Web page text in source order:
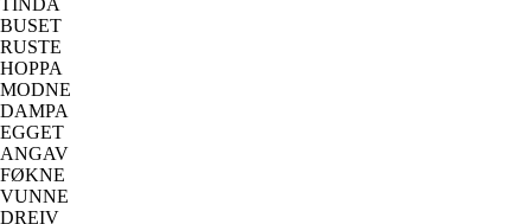
BUSET
RUSTE
HOPPA
MODNE
DAMPA
EGGET
ANGAV
FØKNE
VUNNE
DREIV